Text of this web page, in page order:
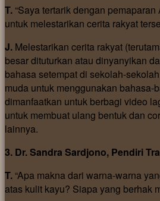
T. “Saya tertarik dengan
untuk melestarikan cerita rakyat
J. Melestarikan cerita rakyat
besar dituturkan atau dinyanyikan
bahasa setempat di sekolah-
muda untuk menggunakan
dimanfaatkan untuk berbagi video
untuk membuat ulang bentuk dan
lainnya.
3. Dr. Sandra Sardjono, Pendiri
T. “Apa makna dari warna-warna
atas kulit kayu? Siapa yang berhak